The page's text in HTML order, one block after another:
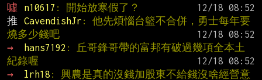
噓
n10617 : 開始放寒假了？
推
CavendishJr : 他先煩惱台籃不合併，勇士每年要
燒多少錢吧
→
hans7192 : 丘哥鋒哥帶的富邦有破過幾項全本土
紀錄喔
→
lrh18 : 興農是真的沒錢加股東不給錢沒啥經營意